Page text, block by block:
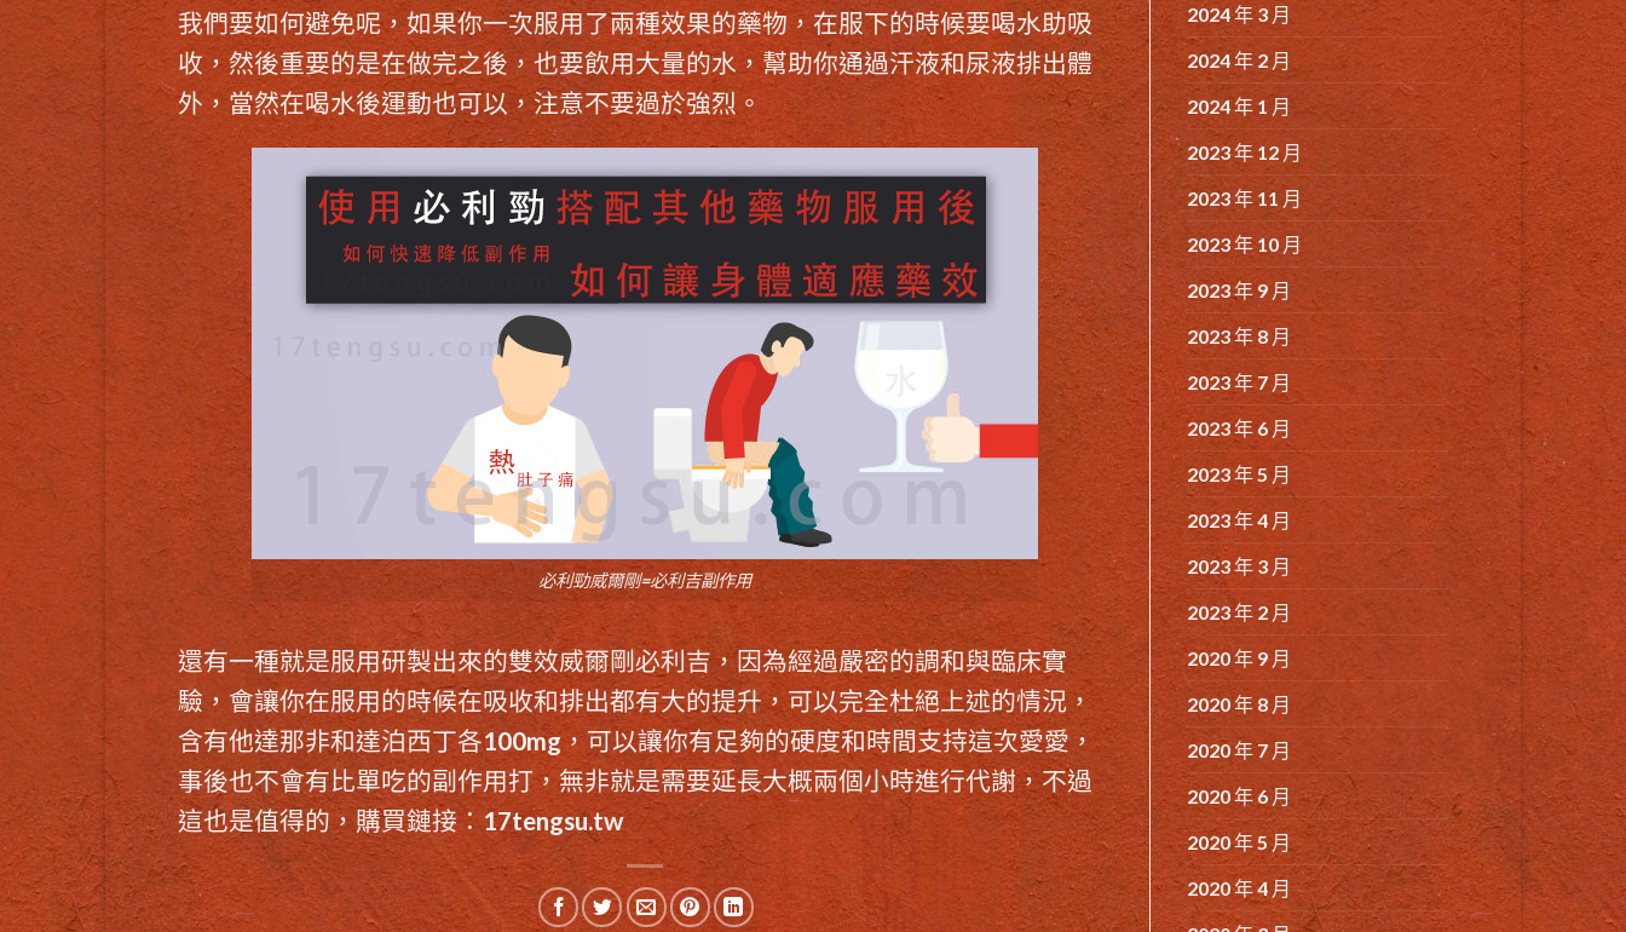
我們要如何避免呢，如果你一次服用了兩種效果的藥物，在服下的時候要喝水助吸
收，然後重要的是在做完之後，也要飲用大量的水，幫助你通過汗液和尿液排出體
外，當然在喝水後運動也可以，注意不要過於強烈。
必利勁威爾剛=必利吉副作用
還有一種就是服用研製出來的雙效威爾剛必利吉，因為經過嚴密的調和與臨床實
驗，會讓你在服用的時候在吸收和排出都有大的提升，可以完全杜絕上述的情況，
含有他達那非和達泊西丁各100mg，可以讓你有足夠的硬度和時間支持這次愛愛，
事後也不會有比單吃的副作用打，無非就是需要延長大概兩個小時進行代謝，不過
這也是值得的，購買鏈接： 17tengsu.tw
2024 年 3 月
2024 年 2 月
2024 年 1 月
2023 年 12 月
2023 年 11 月
2023 年 10 月
2023 年 9 月
2023 年 8 月
2023 年 7 月
2023 年 6 月
2023 年 5 月
2023 年 4 月
2023 年 3 月
2023 年 2 月
2020 年 9 月
2020 年 8 月
2020 年 7 月
2020 年 6 月
2020 年 5 月
2020 年 4 月